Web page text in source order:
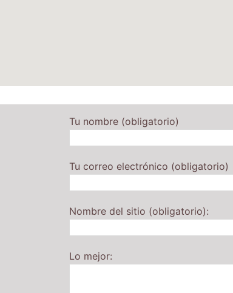
Tu nombre (obligatorio)
Tu correo electrónico (obligatorio)
Nombre del sitio (obligatorio):
Lo mejor: